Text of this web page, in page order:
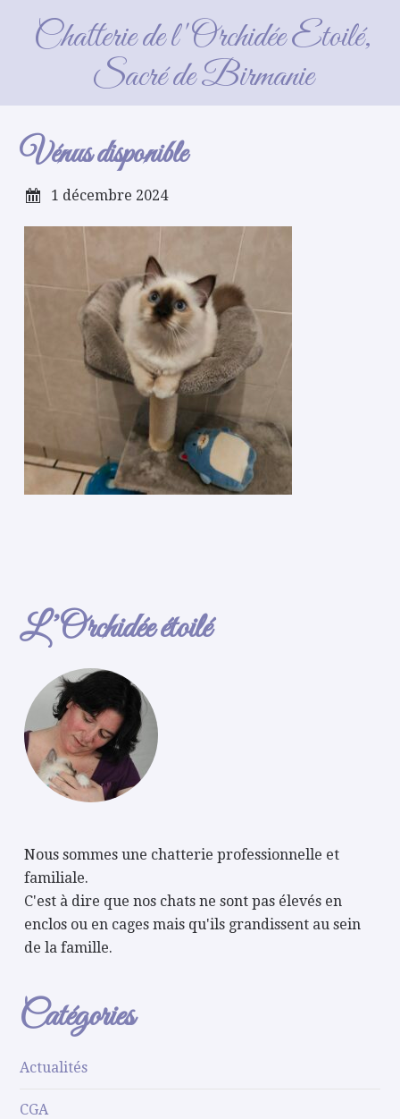
Chatterie de l'Orchidée Etoilé,
Sacré de Birmanie
Vénus disponible
Vénus disponible
1 décembre 2024
L’Orchidée étoilé
Nous sommes une chatterie professionnelle et
familiale.
C'est à dire que nos chats ne sont pas élevés en
enclos ou en cages mais qu'ils grandissent au sein
de la famille.
Catégories
Actualités
CGA